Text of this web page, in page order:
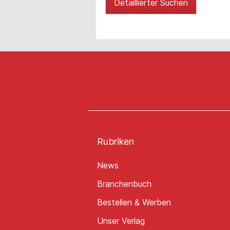
Detaillierter Suchen
Rubriken
News
Branchenbuch
Bestellen & Werben
Unser Verlag